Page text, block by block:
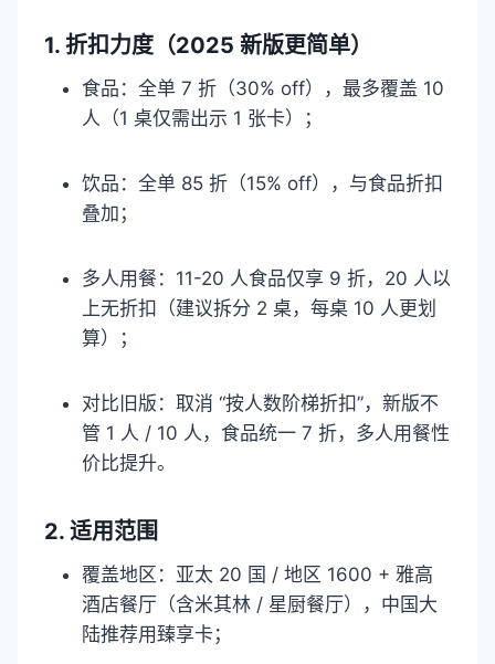
1. 折扣力度（2025 新版更简单）​
食品：全单 7 折（30% off），最多覆盖 10
人（1 桌仅需出示 1 张卡）；​
饮品：全单 85 折（15% off），与食品折扣
叠加；​
多人用餐：11-20 人食品仅享 9 折，20 人以
上无折扣（建议拆分 2 桌，每桌 10 人更划
算）；​
对比旧版：取消 “按人数阶梯折扣”，新版不
管 1 人 / 10 人，食品统一 7 折，多人用餐性
价比提升。​
2. 适用范围​
覆盖地区：亚太 20 国 / 地区 1600 + 雅高
酒店餐厅（含米其林 / 星厨餐厅），中国大
陆推荐用臻享卡；​